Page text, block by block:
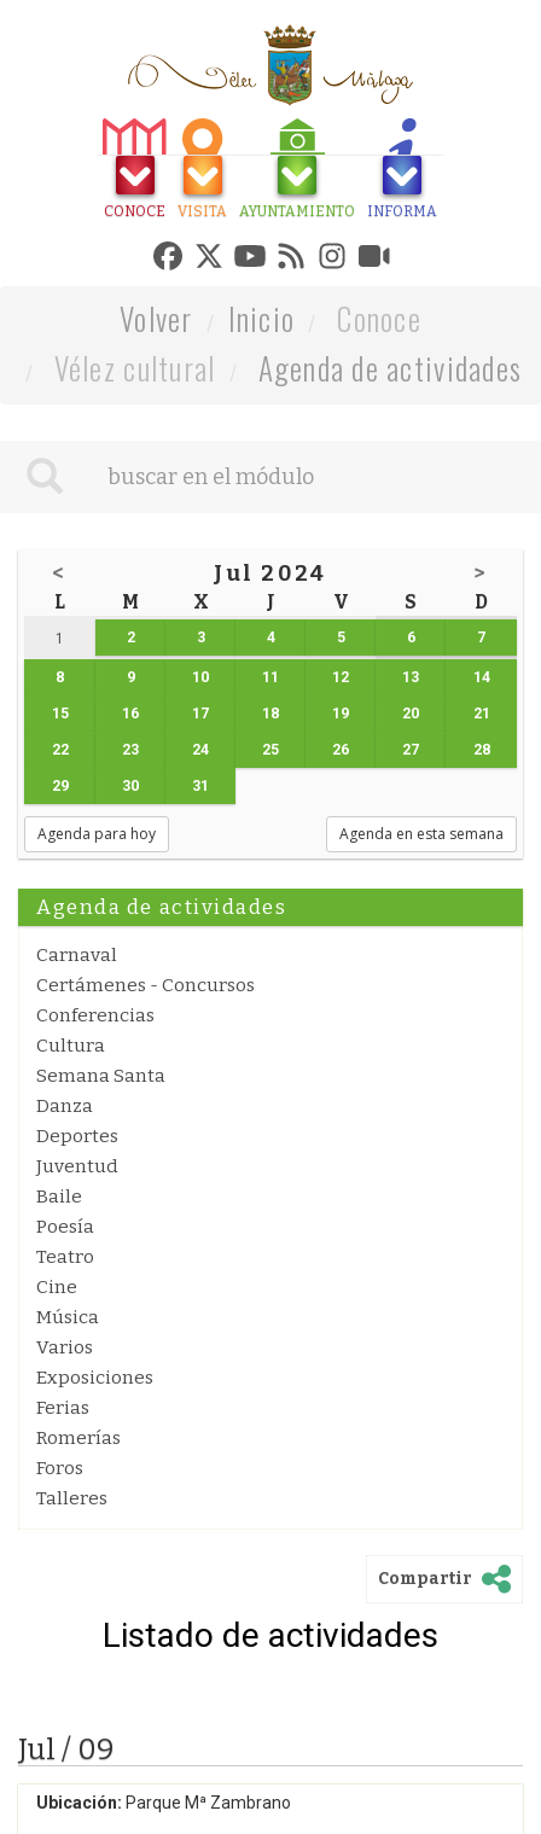
CONOCE VISITA AYUNTAMIENTO INFORMA
Volver Inicio
Conoce
Vélez cultural
Agenda de actividades
< Jul 2024 >
L M X J V S D
1 2 3 4 5 6 7
8 9 10 11 12 13 14
15 16 17 18 19 20 21
22 23 24 25 26 27 28
29 30 31
Agenda para hoy Agenda en esta semana
Agenda de actividades
Carnaval
Certámenes - Concursos
Conferencias
Cultura
Semana Santa
Danza
Deportes
Juventud
Baile
Poesía
Teatro
Cine
Música
Varios
Exposiciones
Ferias
Romerías
Foros
Talleres
Compartir
Listado de actividades
Jul / 09
Ubicación: Parque Mª Zambrano